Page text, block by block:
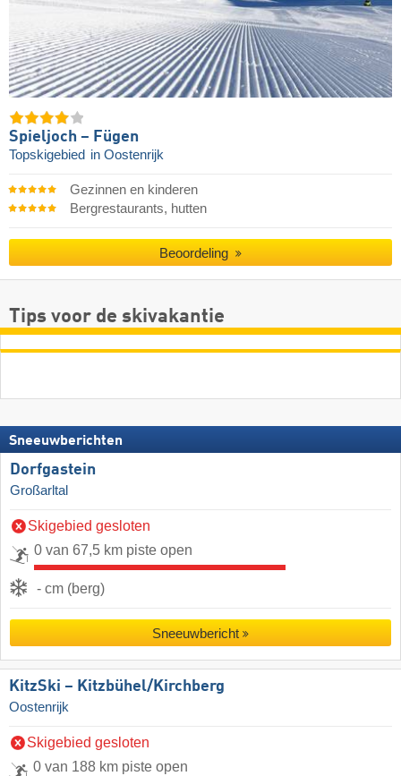
Spieljoch – Fügen
Topskigebied in Oostenrijk
Gezinnen en kinderen
Bergrestaurants, hutten
Beoordeling
Tips voor de skivakantie
Sneeuwberichten
Dorfgastein
Großarltal
Skigebied gesloten
0 van 67,5 km piste open
- cm (berg)
Sneeuwbericht
KitzSki – Kitzbühel/​Kirchberg
Oostenrijk
Skigebied gesloten
0 van 188 km piste open